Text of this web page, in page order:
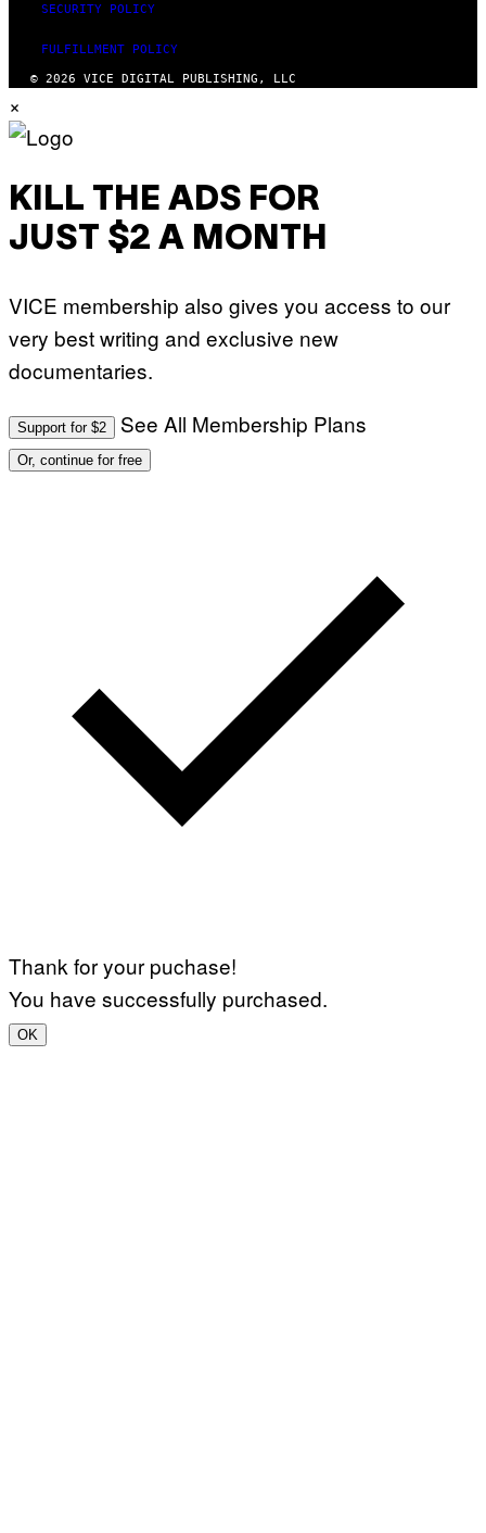
SECURITY POLICY
FULFILLMENT POLICY
© 2026 VICE DIGITAL PUBLISHING, LLC
×
KILL THE ADS FOR
JUST $2 A MONTH
VICE membership also gives you access to our
very best writing and exclusive new
documentaries.
Support for $2 See All Membership Plans
Or, continue for free
Thank for your puchase!
You have successfully purchased.
OK